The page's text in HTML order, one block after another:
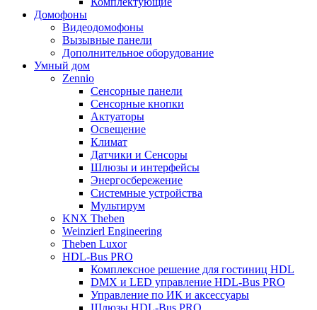
Домофоны
Видеодомофоны
Вызывные панели
Дополнительное оборудование
Умный дом
Zennio
Сенсорные панели
Сенсорные кнопки
Актуаторы
Освещение
Климат
Датчики и Сенсоры
Шлюзы и интерфейсы
Энергосбережение
Системные устройства
Мультирум
KNX Theben
Weinzierl Engineering
Theben Luxor
HDL-Bus PRO
Комплексное решение для гостиниц HDL
DMX и LED управление HDL-Bus PRO
Управление по ИК и аксессуары
Шлюзы HDL-Bus PRO